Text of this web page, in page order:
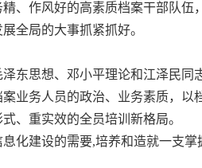
、作风好的高素质档案干部队
全局的大事抓紧抓好。
东思想、邓小平理论和江泽民同
业务人员的政治、业务素质，
、重实效的全员培训新格局。
化建设的需要,培养和造就一支